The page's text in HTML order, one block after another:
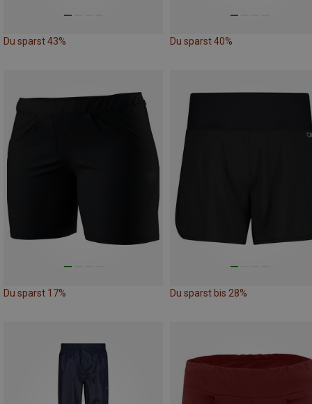
Du sparst 43% Du sparst 40%
Du sparst 17% Du sparst bis 28%